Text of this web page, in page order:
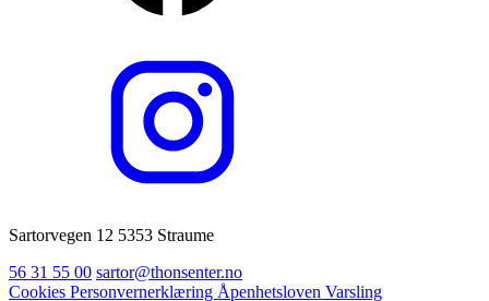
Sartorvegen 12 5353 Straume
56 31 55 00 sartor@thonsenter.no
Cookies Personvernerklæring Åpenhetsloven Varsling